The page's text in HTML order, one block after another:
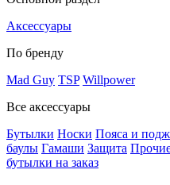
Аксессуары
По бренду
Mad Guy TSP Willpower
Все аксессуары
Бутылки Носки Пояса и
баулы Гамаши Защита
бутылки на заказ